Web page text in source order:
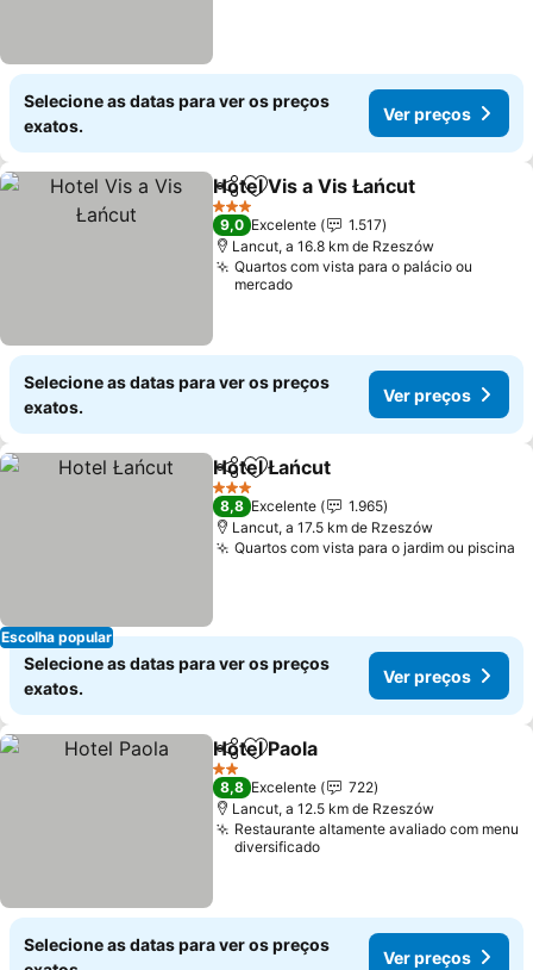
Selecione as datas para ver os preços
exatos.
Ver preços
PartilharAdicionar aos favoritos
Hotel Vis a Vis Łańcut
3 Estrelas
9,0 Excelente
1.517
Lancut, a 16.8 km de Rzeszów
Quartos com vista para o palácio ou
mercado
Selecione as datas para ver os preços
exatos.
Ver preços
Escolha popular
PartilharAdicionar aos favoritos
Hotel Łańcut
3 Estrelas
8,8 Excelente
1.965
Lancut, a 17.5 km de Rzeszów
Quartos com vista para o jardim ou piscina
Selecione as datas para ver os preços
exatos.
Ver preços
PartilharAdicionar aos favoritos
Hotel Paola
2 Estrelas
8,8 Excelente
722
Lancut, a 12.5 km de Rzeszów
Restaurante altamente avaliado com menu
diversificado
Selecione as datas para ver os preços
Ver preços